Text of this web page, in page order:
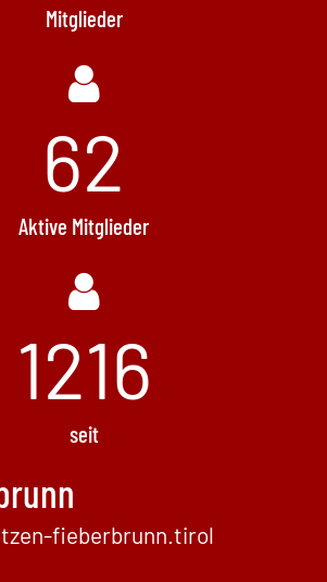
Mitglieder
62
Aktive Mitglieder
1496
seit
fieberbrunn.tirol